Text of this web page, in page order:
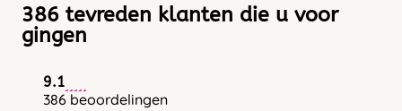
386 tevreden klanten die u voor
gingen
9.1
386 beoordelingen